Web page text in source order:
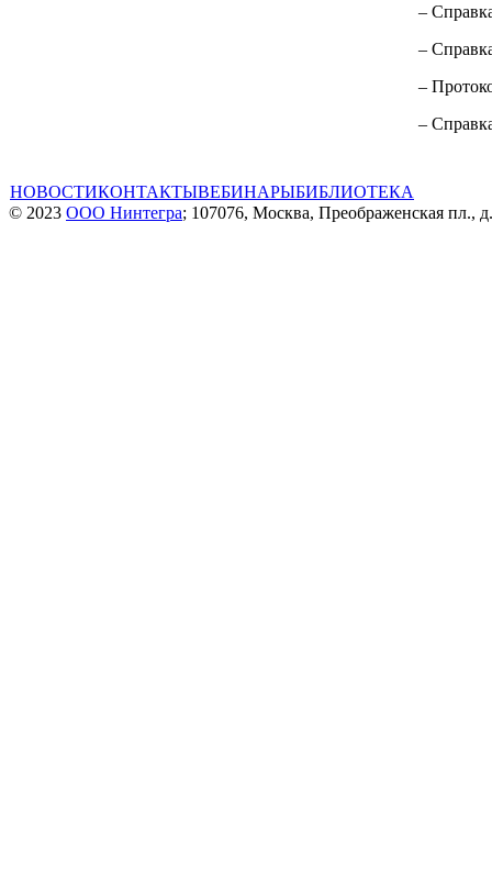
–
–
–
–
НОВОСТИКОНТАКТЫВЕБИНАРЫБИБЛИОТЕКА
© 2023 ООО Нинтегра; 107076, Москва, Преображенская пл.,